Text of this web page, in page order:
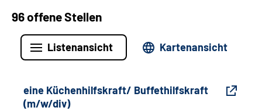
96 offene Stellen
Listenansicht Kartenansicht
eine Küchenhilfskraft/ Buffethilfskraft
(m/w/div)